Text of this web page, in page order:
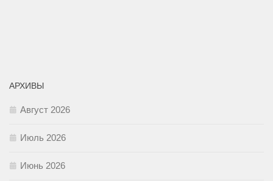
АРХИВЫ
Август 2026
Июль 2026
Июнь 2026